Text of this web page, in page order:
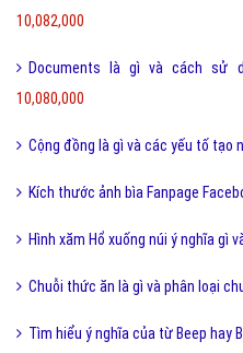
10,082,000
Documents là gì và cách sử
10,080,000
Cộng đồng là gì và các yếu tố tạo
Kích thước ảnh bìa Fanpage
Hình xăm Hổ xuống núi ý nghĩa gì
Chuỗi thức ăn là gì và phân loại
Tìm hiểu ý nghĩa của từ Beep hay